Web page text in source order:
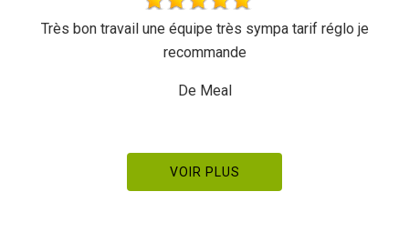
Très bon travail une équipe très sympa tarif réglo je
recommande
De Meal
VOIR PLUS